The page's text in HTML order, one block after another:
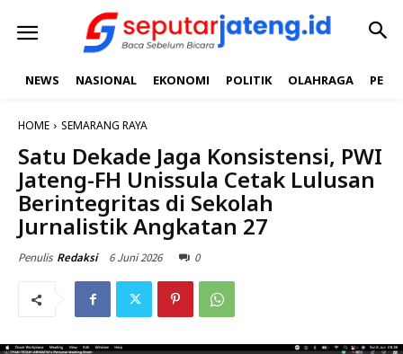
NEWS NASIONAL EKONOMI POLITIK OLAHRAGA
HOME SEMARANG RAYA
Satu Dekade Jaga Konsistensi, PWI
Jateng-FH Unissula Cetak Lulusan
Berintegritas di Sekolah
Jurnalistik Angkatan 27
Penulis Redaksi 6 Juni 2026 0